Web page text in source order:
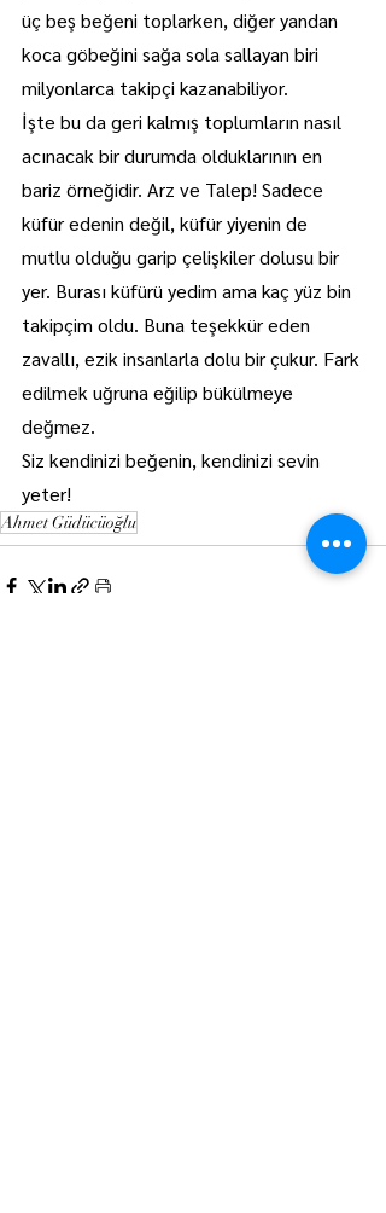
üç beş beğeni toplarken, diğer yandan
koca göbeğini sağa sola sallayan biri
milyonlarca takipçi kazanabiliyor.
İşte bu da geri kalmış toplumların nasıl
acınacak bir durumda olduklarının en
bariz örneğidir. Arz ve Talep! Sadece
küfür edenin değil, küfür yiyenin de
mutlu olduğu garip çelişkiler dolusu bir
yer. Burası küfürü yedim ama kaç yüz bin
takipçim oldu. Buna teşekkür eden
zavallı, ezik insanlarla dolu bir çukur. Fark
edilmek uğruna eğilip bükülmeye
değmez.
Siz kendinizi beğenin, kendinizi sevin
yeter!
Ahmet Güdücüoğlu